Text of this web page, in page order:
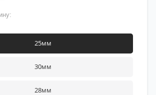
быть установлена вверх, либо вниз.
25мм
30мм
28мм